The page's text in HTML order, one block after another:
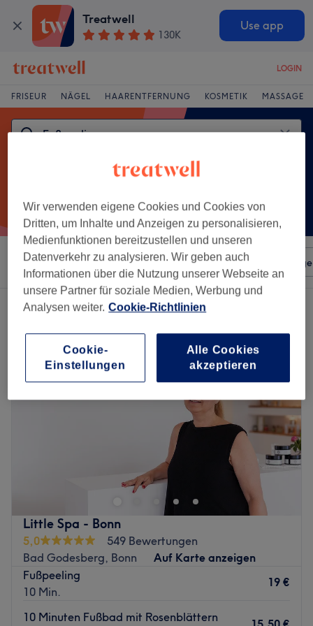
Treatwell
130K
Use app
LOGIN
FRISEUR NÄGEL HAARENTFERNUNG KOSMETIK MASSAGE
Sortieren nach Beliebiger Preis Salons
Ein Salon, der anbietet: fußpeeling in Alt-Godesberg, Bonn
Little Spa - Bonn
5,0
549 Bewertungen
Bad Godesberg, Bonn
Auf Karte anzeigen
Fußpeeling
10 Min.
19 €
10 Minuten Fußbad mit Rosenblättern
Wir verwenden eigene Cookies und Cookies von
Dritten, um Inhalte und Anzeigen zu personalisieren,
Medienfunktionen bereitzustellen und unseren
Datenverkehr zu analysieren. Wir geben auch
Informationen über die Nutzung unserer Webseite an
unsere Partner für soziale Medien, Werbung und
Analysen weiter. Cookie-Richtlinien
Cookie-
Einstellungen
Alle Cookies
akzeptieren